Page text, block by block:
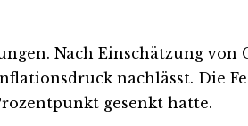
Nach Einschätzung von
nachlässt. Die
gesenkt hatte.